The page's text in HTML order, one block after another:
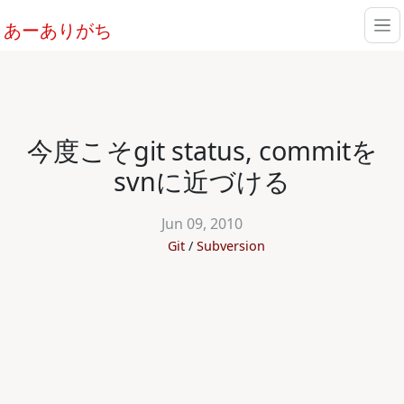
あーありがち
今度こそgit status, commitを
svnに近づける
Jun 09, 2010
Git Subversion